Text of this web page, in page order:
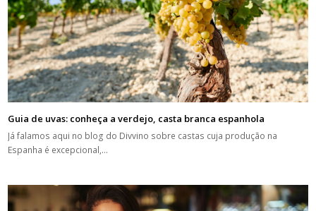
Guia de uvas: conheça a verdejo, casta branca espanhola
Já falamos aqui no blog do Divvino sobre castas cuja produção na
Espanha é excepcional,…